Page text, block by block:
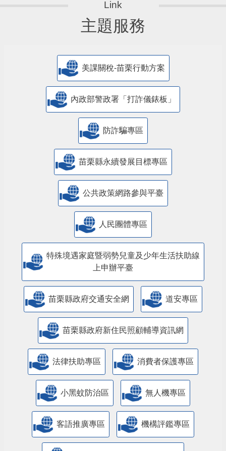
主題服務
美課關稅-苗栗行動方案
內政部警政署「打詐儀錶板」
防詐騙專區
苗栗縣永續發展目標專區
公共政策網路參與平臺
人民團體專區
特殊境遇家庭暨弱勢兒童及少年生活扶助線
上申辦平臺
苗栗縣政府交通安全網 道安專區
苗栗縣政府新住民照顧輔導資訊網
法律扶助專區 消費者保護專區
小黑蚊防治區 無人機專區
客語推廣專區 機構評鑑專區